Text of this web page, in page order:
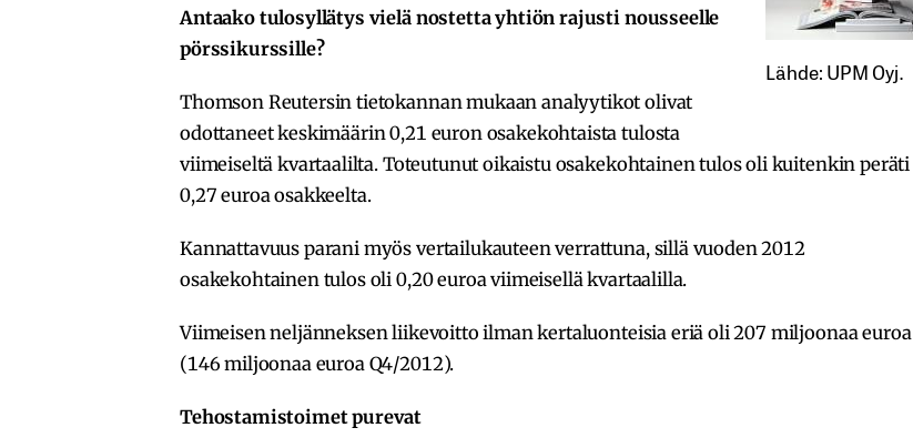
Lähde: UPM Oyj.
Antaako tulosyllätys vielä nostetta yhtiön rajusti nousseelle
pörssikurssille?
Thomson Reutersin tietokannan mukaan analyytikot olivat
odottaneet keskimäärin 0,21 euron osakekohtaista tulosta
viimeiseltä kvartaalilta. Toteutunut oikaistu osakekohtainen tulos oli kuitenkin peräti
0,27 euroa osakkeelta.
Kannattavuus parani myös vertailukauteen verrattuna, sillä vuoden 2012
osakekohtainen tulos oli 0,20 euroa viimeisellä kvartaalilla.
Viimeisen neljänneksen liikevoitto ilman kertaluonteisia eriä oli 207 miljoonaa euroa
(146 miljoonaa euroa Q4/2012).
Tehostamistoimet purevat